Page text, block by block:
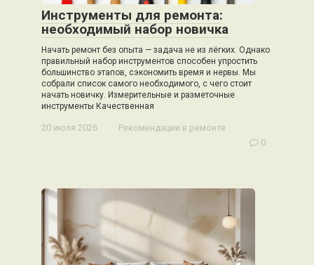
Инструменты для ремонта:
необходимый набор новичка
Начать ремонт без опыта — задача не из лёгких. Однако
правильный набор инструментов способен упростить
большинство этапов, сэкономить время и нервы. Мы
собрали список самого необходимого, с чего стоит
начать новичку. Измерительные и разметочные
инструменты Качественная
20 июля 2026
Рекомендации в ремонте
0